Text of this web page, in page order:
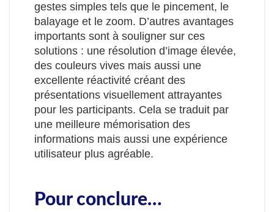
gestes simples tels que le pincement, le
balayage et le zoom. D’autres avantages
importants sont à souligner sur ces
solutions : une résolution d’image élevée,
des couleurs vives mais aussi une
excellente réactivité créant des
présentations visuellement attrayantes
pour les participants. Cela se traduit par
une meilleure mémorisation des
informations mais aussi une expérience
utilisateur plus agréable.
Pour conclure…